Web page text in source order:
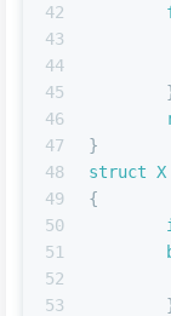
42
43
44
45
46
47
48
49
50
51
52
53
}
struct X
{